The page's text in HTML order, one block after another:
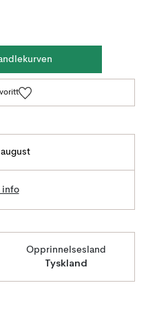
info
Opprinnelsesland
Tyskland